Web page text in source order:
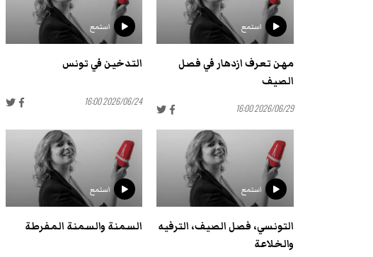
استمع
مهن تعرف ازدهار في فصل
الصيف
2026/06/29 16:00
استمع
التدخين في تونس
2026/06/24 16:00
استمع
التونسي، فصل الصيف، الترفيه
والخلاعة
استمع
السمنة والسمنة المفرطة